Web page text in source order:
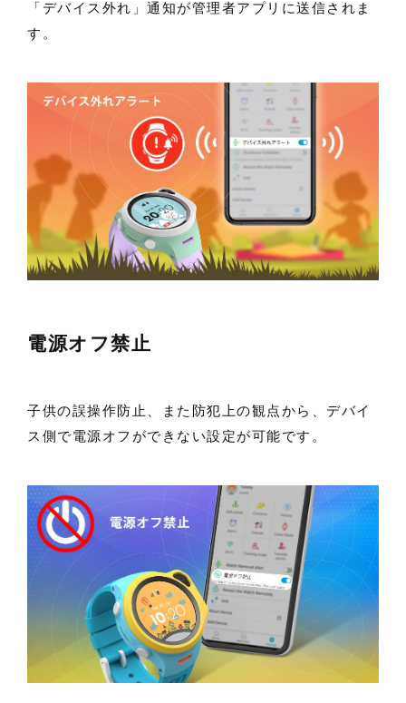
「デバイス外れ」通知が管理者アプリに送信されま
す。
電源オフ禁止
子供の誤操作防止、また防犯上の観点から、デバイ
ス側で電源オフができない設定が可能です。